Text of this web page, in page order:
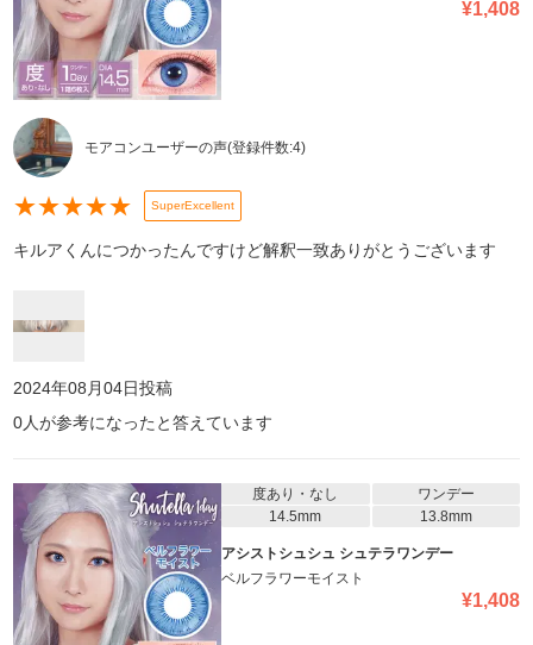
¥1,408
モアコンユーザーの声(登録件数:4)
★★★★★ SuperExcellent
キルアくんにつかったんですけど解釈一致ありがとうございます
2024年08月04日投稿
0人が参考になったと答えています
度あり・なし
ワンデー
14.5mm
13.8mm
アシストシュシュ シュテラワンデー
ベルフラワーモイスト
¥1,408